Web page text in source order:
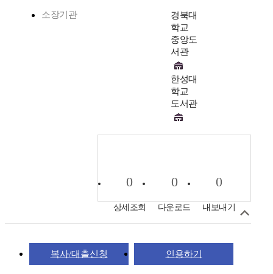
소장기관
경북대
학교
중앙도
서관
한성대
학교
도서관
0
상세조회
0
다운로드
0
내보내기
복사/대출신청 인용하기